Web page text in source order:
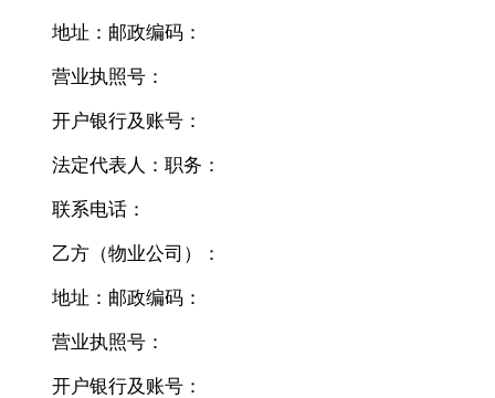
地址：邮政编码：
营业执照号：
开户银行及账号：
法定代表人：职务：
联系电话：
乙方（物业公司）：
地址：邮政编码：
营业执照号：
开户银行及账号：